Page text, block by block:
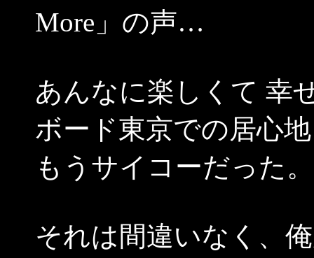
More」の声…
あんなに楽しくて 幸
ボード東京での居心
もうサイコーだった。
それは間違いなく、